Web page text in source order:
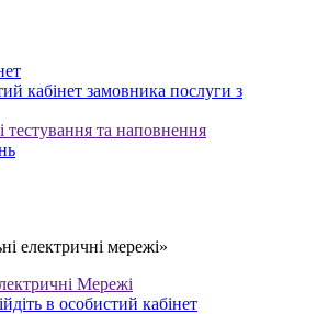
кабінет замовника послуги з
та наповнення
електричні мережі»
в особистий кабінет